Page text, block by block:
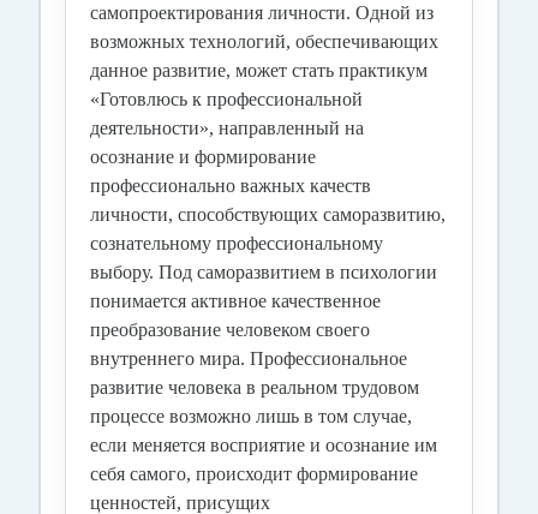
самопроектирования личности. Одной из
возможных технологий, обеспечивающих
данное развитие, может стать практикум
«Готовлюсь к профессиональной
деятельности», направленный на
осознание и формирование
профессионально важных качеств
личности, способствующих саморазвитию,
сознательному профессиональному
выбору. Под саморазвитием в психологии
понимается активное качественное
преобразование человеком своего
внутреннего мира. Профессиональное
развитие человека в реальном трудовом
процессе возможно лишь в том случае,
если меняется восприятие и осознание им
себя самого, происходит формирование
ценностей, присущих